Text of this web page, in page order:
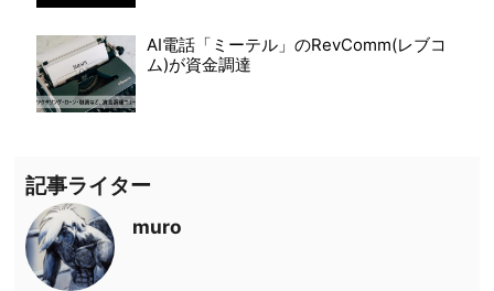
AI電話「ミーテル」のRevComm(レブコ
ム)が資金調達
記事ライター
muro